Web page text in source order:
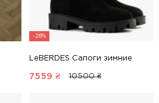
-28%
LeBERDES Сапоги зимние
7559 ₴ 10500 ₴